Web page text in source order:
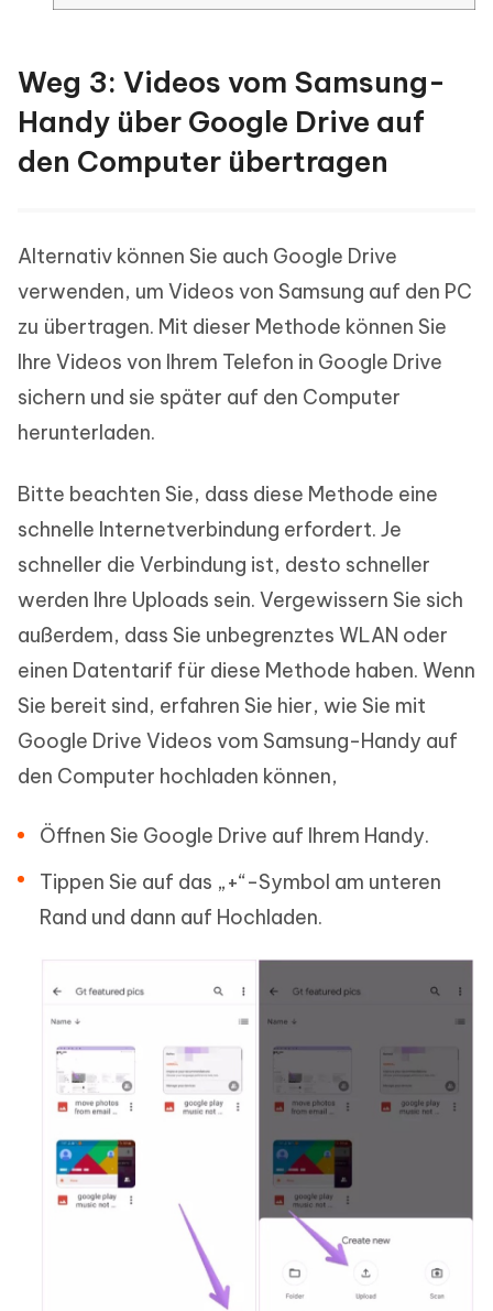
Weg 3: Videos vom Samsung-
Handy über Google Drive auf
den Computer übertragen
Alternativ können Sie auch Google Drive
verwenden, um Videos von Samsung auf den PC
zu übertragen. Mit dieser Methode können Sie
Ihre Videos von Ihrem Telefon in Google Drive
sichern und sie später auf den Computer
herunterladen.
Bitte beachten Sie, dass diese Methode eine
schnelle Internetverbindung erfordert. Je
schneller die Verbindung ist, desto schneller
werden Ihre Uploads sein. Vergewissern Sie sich
außerdem, dass Sie unbegrenztes WLAN oder
einen Datentarif für diese Methode haben. Wenn
Sie bereit sind, erfahren Sie hier, wie Sie mit
Google Drive Videos vom Samsung-Handy auf
den Computer hochladen können,
Öffnen Sie Google Drive auf Ihrem Handy.
Tippen Sie auf das „+“-Symbol am unteren
Rand und dann auf Hochladen.